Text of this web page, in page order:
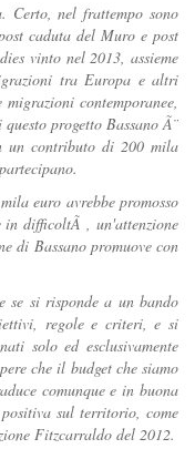
Certo, nel frattempo sono
caduta del Muro e post
vinto nel 2013, assieme
tra Europa e altri
contemporanee,
progetto Bassano Ã¨
un contributo di 200 mila
euro avrebbe promosso
in difficoltÃ , un'attenzione
di Bassano promuove con
se si risponde a un bando
regole e criteri, e si
solo ed esclusivamente
che il budget che siamo
comunque e in buona
sul territorio, come
Fitzcarraldo del 2012.